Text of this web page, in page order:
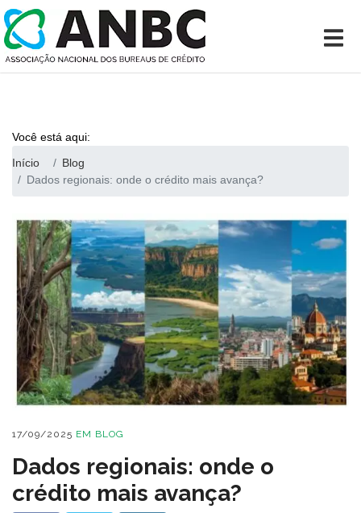
Você está aqui:
Início
Blog
Dados regionais: onde o crédito mais avança?
17/09/2025 EM BLOG
Dados regionais: onde o
crédito mais avança?